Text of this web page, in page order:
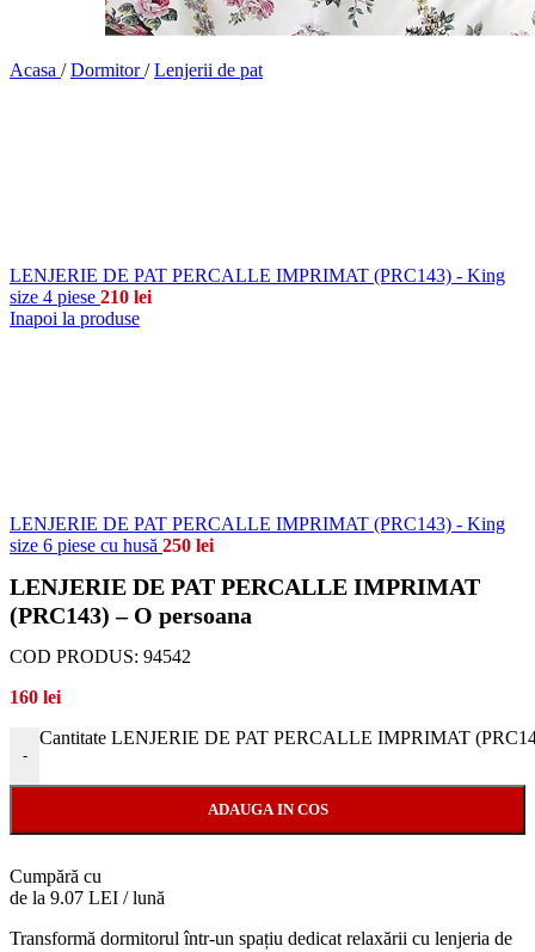
Acasa / Dormitor/ Lenjerii de pat
LENJERIE DE PAT PERCALLE IMPRIMAT (PRC143) - King
size 4 piese 210 lei
Inapoi la produse
LENJERIE DE PAT PERCALLE IMPRIMAT (PRC143) - King
size 6 piese cu husă 250 lei
LENJERIE DE PAT PERCALLE IMPRIMAT
(PRC143) – O persoana
COD PRODUS: 94542
160 lei
-
Cantitate LENJERIE DE PAT PERCALLE IMPRIMAT
ADAUGA IN COS
Cumpără cu
de la 9.07 LEI / lună
Transformă dormitorul într-un spațiu dedicat relaxării cu lenjeria de